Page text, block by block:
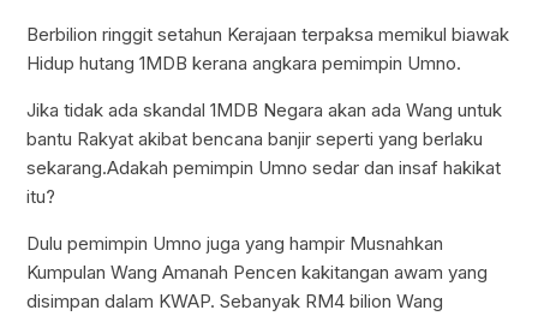
Berbilion ringgit setahun Kerajaan terpaksa memikul biawak
Hidup hutang 1MDB kerana angkara pemimpin Umno.
Jika tidak ada skandal 1MDB Negara akan ada Wang untuk
bantu Rakyat akibat bencana banjir seperti yang berlaku
sekarang.Adakah pemimpin Umno sedar dan insaf hakikat
itu?
Dulu pemimpin Umno juga yang hampir Musnahkan
Kumpulan Wang Amanah Pencen kakitangan awam yang
disimpan dalam KWAP. Sebanyak RM4 bilion Wang